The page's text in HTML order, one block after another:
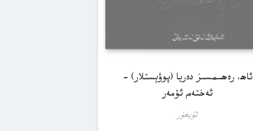
ئاھ، رەھىمسىز دەريا (پوۋېستلار) –
ئەختەم ئۆمەر
ئۇيغۇر